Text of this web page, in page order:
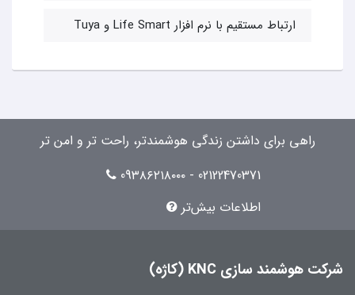
ارتباط مستقیم با نرم افزار Life Smart و Tuya
راهی برای داشتن زندگی هوشمندتر، راحت تر و امن تر
02122470371 - 09۳۸۶۲۱۸۰۰۰
اطلاعات بیش‌تر
شرکت هوشمند سازی KNC (کاژه)